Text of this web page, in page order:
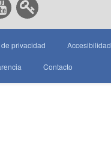
privacidad Accesibilidad
Contacto